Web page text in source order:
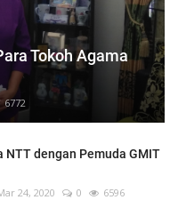
Tokoh Agama
6772
NTT dengan Pemuda GMIT
24, 2020 0 6596